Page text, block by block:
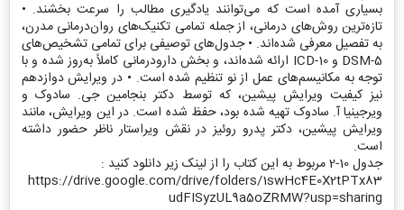
بسیاری آمده است که می‌توانند یادگیری مطالب را سرعت بخشند. •
تازه‌ترین روش‌های درمانی، از جمله تمامی تکنیک‌های روان‌درمانی مدرن،
به تفصیل معرفی شده‌اند. • جدول‌های توصیفی برای تمامی تشخیص‌های
DSM-5 و ICD-10 ارائه شده‌اند، و بخش دارودرمانی کاملاً به‌روز شده و با
توجه به مکانیسم‌های عمل از نو تنظیم شده است. • در ویرایش دوازدهم
نیز کیفیت ویرایش پیشین، که توسط دکتر بنجامین جی. سادوک و
ویرجینیا آ. سادوک تهیه شده بود، حفظ شده است. در این ویرایش، مانند
ویرایش پیشین، دکتر پدرو روئیز در نقش ویراستار ناظر حضور داشته
است.
جدول 10-2 مربوط به این کتاب را از لینک زیر دانلود کنید :
https://drive.google.com/drive/folders/1swHc4E0X2tPTx83
udFISyzUL9a5oZRMW?usp=sharing